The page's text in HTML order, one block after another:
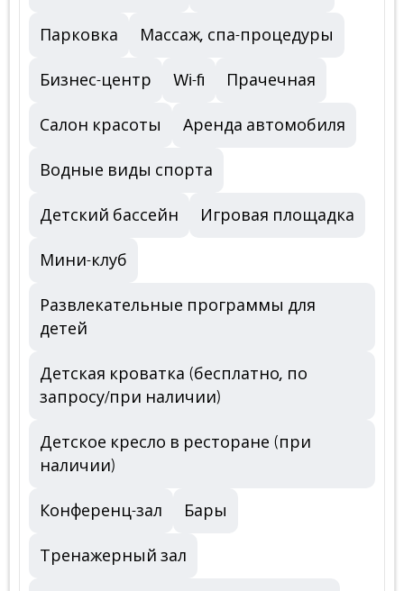
Парковка Массаж, спа-процедуры
Бизнес-центр Wi-fi Прачечная
Салон красоты Аренда автомобиля
Водные виды спорта
Детский бассейн Игровая площадка
Мини-клуб
Развлекательные программы для
детей
Детская кроватка (бесплатно, по
запросу/при наличии)
Детское кресло в ресторане (при
наличии)
Конференц-зал Бары
Тренажерный зал